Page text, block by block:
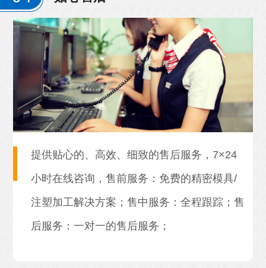
提供贴心的、高效、细致的售后服务，7×24
小时在线咨询，售前服务：免费的精密模具/
注塑加工解决方案；售中服务：全程跟踪；售
后服务：一对一的售后服务；